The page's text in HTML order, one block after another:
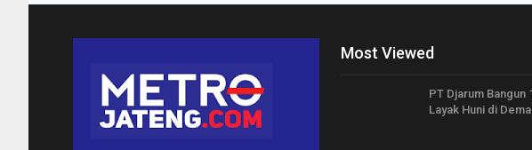
Most Viewed
PT Djarum Bangun
Layak Huni di